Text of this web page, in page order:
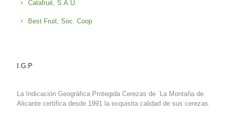
Catafruit, S.A.U.
Best Fruit, Soc. Coop
I.G.P
La Indicación Geográfica Protegida Cerezas de `La Montaña de
Alicante certifica desde 1991 la exquisita calidad de sus cerezas.